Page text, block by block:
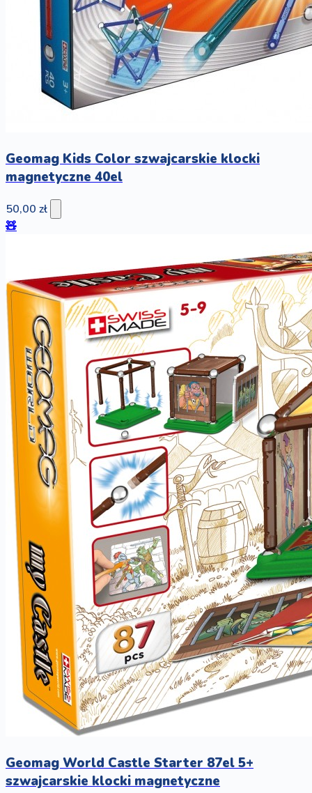
Geomag Kids Color szwajcarskie klocki
magnetyczne 40el
50,00 zł
🧸
Geomag World Castle Starter 87el 5+
szwajcarskie klocki magnetyczne